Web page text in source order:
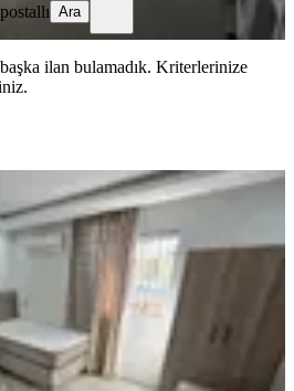
Ara
ilan bulamadık. Kriterlerinize
Yakın Genişş 1+0 Eşyalı
Mahallesi
· 03.08.2026